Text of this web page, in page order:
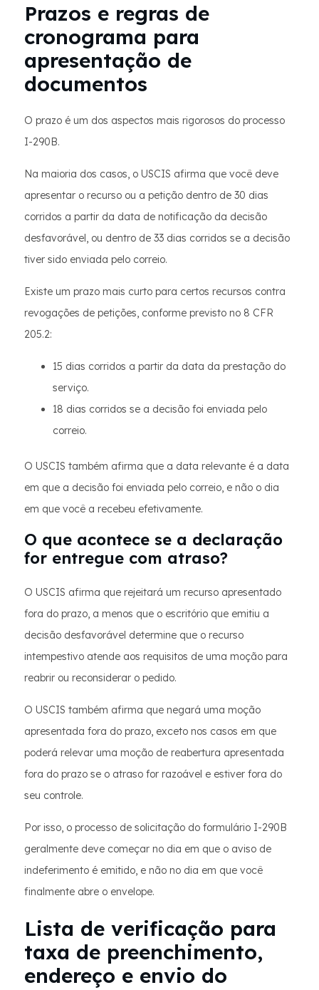
Prazos e regras de
cronograma para
apresentação de
documentos
O prazo é um dos aspectos mais rigorosos do processo
I-290B.
Na maioria dos casos, o USCIS afirma que você deve
apresentar o recurso ou a petição dentro de 30 dias
corridos a partir da data de notificação da decisão
desfavorável, ou dentro de 33 dias corridos se a decisão
tiver sido enviada pelo correio.
Existe um prazo mais curto para certos recursos contra
revogações de petições, conforme previsto no 8 CFR
205.2:
15 dias corridos a partir da data da prestação do
serviço.
18 dias corridos se a decisão foi enviada pelo
correio.
O USCIS também afirma que a data relevante é a data
em que a decisão foi enviada pelo correio, e não o dia
em que você a recebeu efetivamente.
O que acontece se a declaração
for entregue com atraso?
O USCIS afirma que rejeitará um recurso apresentado
fora do prazo, a menos que o escritório que emitiu a
decisão desfavorável determine que o recurso
intempestivo atende aos requisitos de uma moção para
reabrir ou reconsiderar o pedido.
O USCIS também afirma que negará uma moção
apresentada fora do prazo, exceto nos casos em que
poderá relevar uma moção de reabertura apresentada
fora do prazo se o atraso for razoável e estiver fora do
seu controle.
Por isso, o processo de solicitação do formulário I-290B
geralmente deve começar no dia em que o aviso de
indeferimento é emitido, e não no dia em que você
finalmente abre o envelope.
Lista de verificação para
taxa de preenchimento,
endereço e envio do